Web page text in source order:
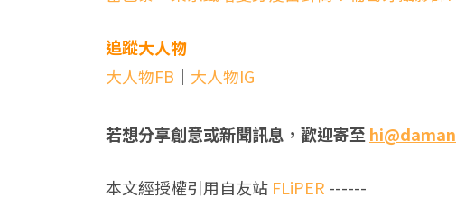
追蹤大人物
大人物FB ｜ 大人物IG
若想分享創意或新聞訊息，歡迎寄至
本文經授權引用自友站 FLiPER ------